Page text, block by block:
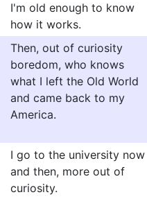
I'm old enough to know
how it works.
Then, out of curiosity
boredom, who knows
what I left the Old World
and came back to my
America.
I go to the university now
and then, more out of
curiosity.